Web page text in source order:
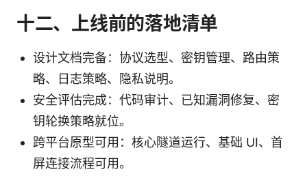
十二、上线前的落地清单
设计文档完备：协议选型、密钥管理、路由策
略、日志策略、隐私说明。
安全评估完成：代码审计、已知漏洞修复、密
钥轮换策略就位。
跨平台原型可用：核心隧道运行、基础 UI、首
屏连接流程可用。